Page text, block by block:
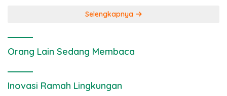
Selengkapnya
Orang Lain Sedang Membaca
Inovasi Ramah Lingkungan